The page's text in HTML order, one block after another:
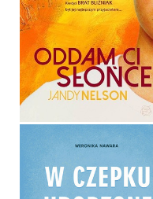
ODDAM CI SŁOŃCE
JANDY NELSON
OPRAWA MIĘKKA
36,90 ZŁ